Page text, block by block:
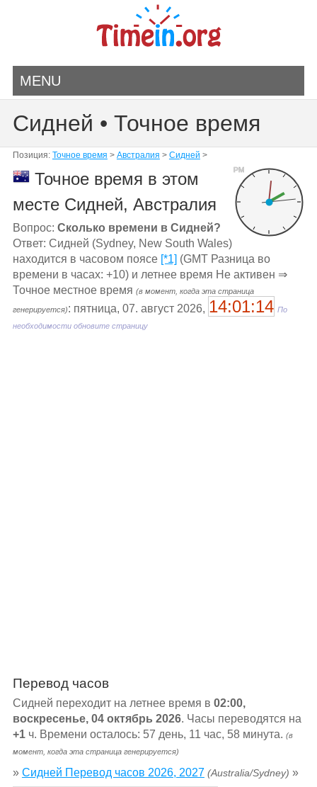
MENU
Сидней • Точное время
Позиция: Точное время > Австралия > Сидней >
PM
Точное время в этом
месте Сидней, Австралия
Вопрос: Сколько времени в Сидней?
Ответ: Сидней (Sydney, New South Wales)
находится в часовом поясе [*1] (GMT Разница во
времени в часах: +10) и летнее время Не активен ⇒
Точное местное время (в момент, когда эта страница
генерируется): пятница, 07. август 2026, 14:01:14 По
необходимости обновите страницу
Перевод часов
Сидней переходит на летнее время в 02:00,
воскресенье, 04 октябрь 2026. Часы переводятся на
+1ч. Времени осталось: 57 день, 11 час, 58 минута. (в
момент, когда эта страница генерируется)
» Сидней Перевод часов 2026, 2027 (Australia/Sydney) »